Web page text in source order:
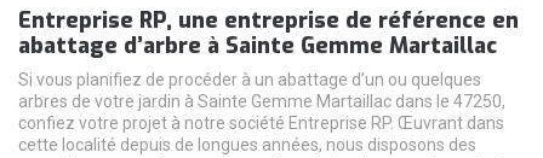
Entreprise RP, une entreprise de référence en
abattage d’arbre à Sainte Gemme Martaillac
Si vous planifiez de procéder à un abattage d’un ou quelques
arbres de votre jardin à Sainte Gemme Martaillac dans le 47250,
confiez votre projet à notre société Entreprise RP. Œuvrant dans
cette localité depuis de longues années, nous disposons des